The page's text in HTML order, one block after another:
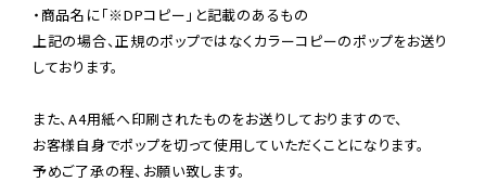
・商品名に「※DPコピー」と記載のあるもの
上記の場合、正規のポップではなくカラーコピーのポップをお送り
しております。
また、A4用紙へ印刷されたものをお送りしておりますので、
お客様自身でポップを切って使用していただくことになります。
予めご了承の程、お願い致します。